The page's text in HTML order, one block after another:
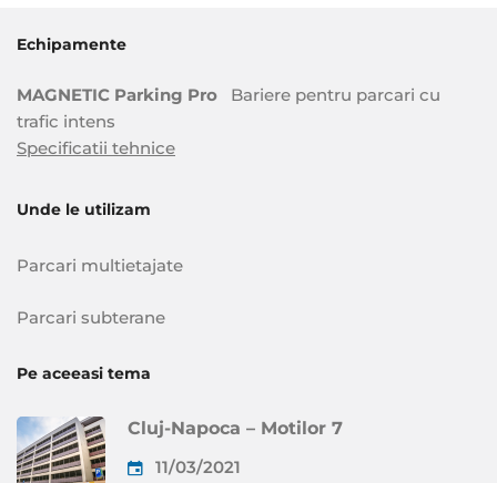
Echipamente
MAGNETIC Parking Pro Bariere pentru parcari cu
trafic intens
Specificatii tehnice
Unde le utilizam
Parcari multietajate
Parcari subterane
Pe aceeasi tema
Cluj-Napoca – Motilor 7
11/03/2021